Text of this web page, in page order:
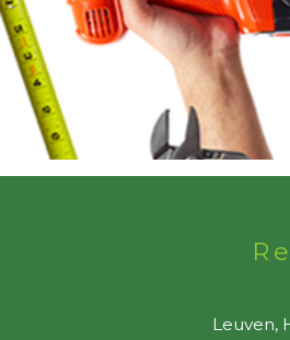
Leuven,